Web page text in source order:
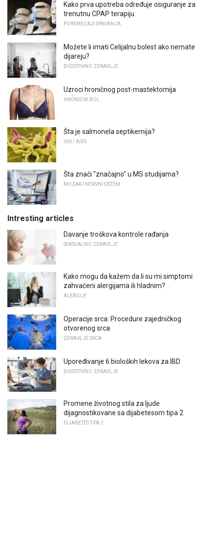
Kako prva upotreba određuje osiguranje za
trenutnu CPAP terapiju
POREMEĆAJI SPAVANJA
Možete li imati Celijalnu bolest ako nemate
dijareju?
DIGESTIVNO ZDRAVLJE
Uzroci hroničnog post-mastektomija
HRONIČNI BOL
Šta je salmonela septikemija?
HIV / AIDS
Šta znači "značajno" u MS studijama?
MOZAK I NERVNI SISTEM
Intresting articles
Davanje troškova kontrole rađanja
SEKSUALNO ZDRAVLJE
Kako mogu da kažem da li su mi simptomi
zahvaćeni alergijama ili hladnim?
ALERGIJE
Operacije srca: Procedure zajedničkog
otvorenog srca
ZDRAVLJE SRCA
Upoređivanje 6 bioloških lekova za IBD
DIGESTIVNO ZDRAVLJE
Promene životnog stila za ljude
dijagnostikovane sa dijabetesom tipa 2
DIJABETES TIPA 2